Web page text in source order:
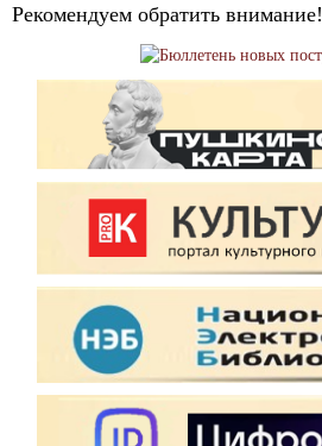
Рекомендуем обратить внимание!